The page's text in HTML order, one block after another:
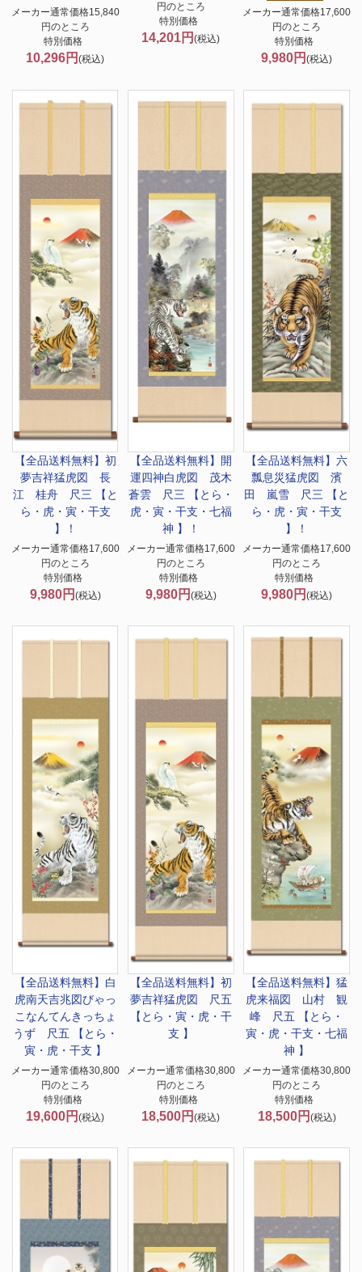
メーカー通常価格15,840
円のところ
特別価格
10,296円(税込)
円のところ
特別価格
14,201円(税込)
メーカー通常価格17,600
円のところ
特別価格
9,980円(税込)
【全品送料無料】 初
夢吉祥猛虎図 長
江 桂舟 尺三 【と
ら・虎・寅・干支
】！
メーカー通常価格17,600
円のところ
特別価格
9,980円 (税込)
【全品送料無料】 開
運四神白虎図 茂木
蒼雲 尺三 【とら・
虎・寅・干支・七福
神 】！
メーカー通常価格17,600
円のところ
特別価格
9,980円 (税込)
【全品送料無料】六
瓢息災猛虎図 濱
田 嵐雪 尺三 【と
ら・虎・寅・干支
】！
メーカー通常価格17,600
円のところ
特別価格
9,980円(税込)
【全品送料無料】 白
虎南天吉兆図びゃっ
こなんてんきっちょ
うず 尺五 【とら・
寅・虎・干支 】
メーカー通常価格30,800
円のところ
特別価格
19,600円(税込)
【全品送料無料】 初
夢吉祥猛虎図 尺五
【とら・寅・虎・干
支 】
メーカー通常価格30,800
円のところ
特別価格
18,500円(税込)
【全品送料無料】猛
虎来福図 山村 観
峰 尺五 【とら・
寅・虎・干支・七福
神 】
メーカー通常価格30,800
円のところ
特別価格
18,500円 (税込)